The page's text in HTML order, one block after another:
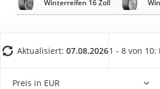
Winterreifen 16 Zoll
Aktualisiert: 07.08.20261 - 8 von 10:
Preis in EUR